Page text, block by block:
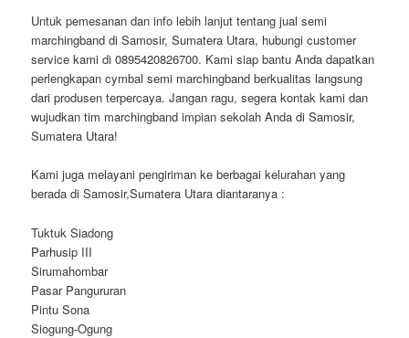
Untuk pemesanan dan info lebih lanjut tentang jual semi
marchingband di Samosir, Sumatera Utara, hubungi customer
service kami di 0895420826700. Kami siap bantu Anda dapatkan
perlengkapan cymbal semi marchingband berkualitas langsung
dari produsen terpercaya. Jangan ragu, segera kontak kami dan
wujudkan tim marchingband impian sekolah Anda di Samosir,
Sumatera Utara!
Kami juga melayani pengiriman ke berbagai kelurahan yang
berada di Samosir,Sumatera Utara diantaranya :
Tuktuk Siadong
Parhusip III
Sirumahombar
Pasar Pangururan
Pintu Sona
Siogung-Ogung